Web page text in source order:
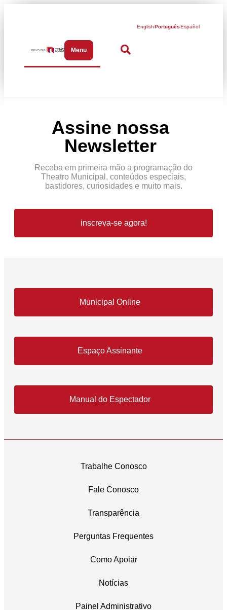
MenuAbrir menu de navegação
EnglishPortuguêsEspañol
Assine nossa
Newsletter
Receba em primeira mão a programação do
Theatro Municipal, conteúdos especiais,
bastidores, curiosidades e muito mais.
inscreva-se agora!
Municipal Online
Espaço Assinante
Manual do Espectador
Trabalhe Conosco
Fale Conosco
Transparência
Perguntas Frequentes
Como Apoiar
Notícias
Painel Administrativo